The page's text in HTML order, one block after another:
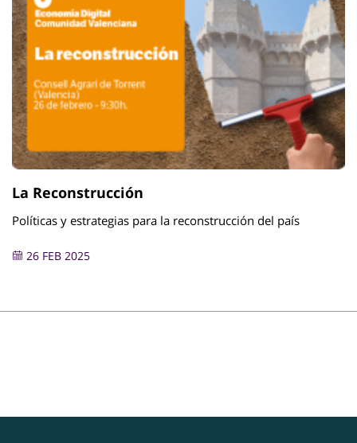
La Reconstrucción
Políticas y estrategias para la reconstrucción del país
26 FEB 2025